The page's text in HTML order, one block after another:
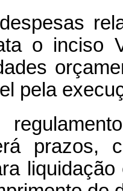
o inciso
pela
prazos,